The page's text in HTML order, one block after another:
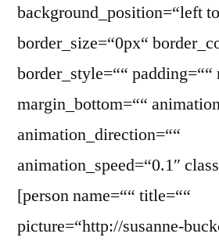
background_position=“left
border_size=“0px“
border_style=““
margin_bottom=““
animation_direction=““
animation_speed=“0.1″
[person name=““ title=““
picture=“http://susanne-